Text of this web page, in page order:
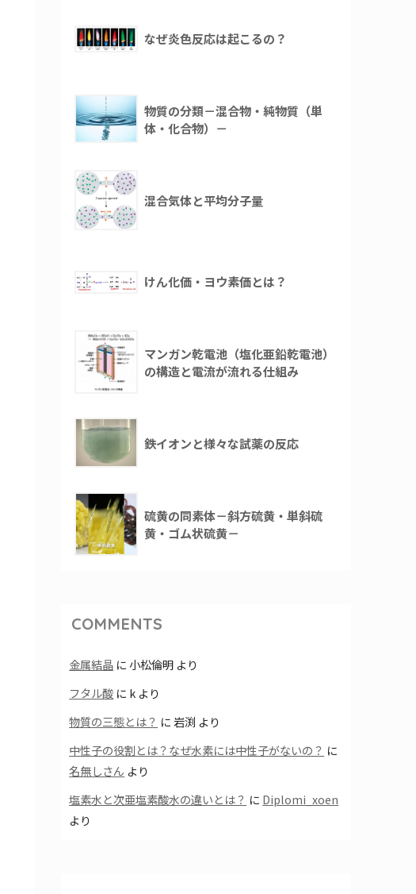
なぜ炎色反応は起こるの？
物質の分類－混合物・純物質（単
体・化合物）－
混合気体と平均分子量
けん化価・ヨウ素価とは？
マンガン乾電池（塩化亜鉛乾電池）
の構造と電流が流れる仕組み
鉄イオンと様々な試薬の反応
硫黄の同素体－斜方硫黄・単斜硫
黄・ゴム状硫黄－
COMMENTS
金属結晶 に 小松倫明 より
フタル酸 に k より
物質の三態とは？ に岩渕 より
中性子の役割とは？なぜ水素には中性子がないの？ に
名無しさん より
塩素水と次亜塩素酸水の違いとは？ に Diplomi_xoen
より